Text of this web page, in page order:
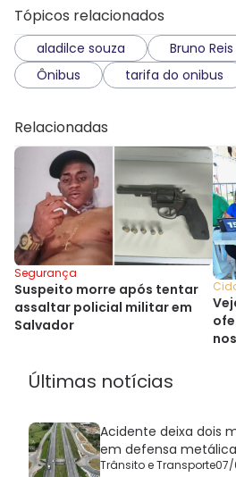
Tópicos relacionados
aladilce souza Bruno Reis
Ônibus
tarifa do onibus
Relacionadas
Segurança
Suspeito morre após tentar
assaltar policial militar em
Salvador
Últimas notícias
Acidente deixa dois
em defensa metálica
Trânsito e Transporte07/